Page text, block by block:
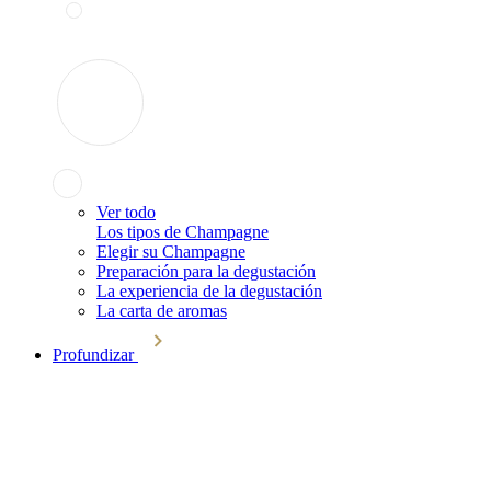
Ver todo
Los tipos de Champagne
Elegir su Champagne
Preparación para la degustación
La experiencia de la degustación
La carta de aromas
Profundizar